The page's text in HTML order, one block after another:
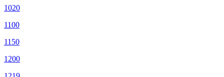
1020
1100
1150
1200